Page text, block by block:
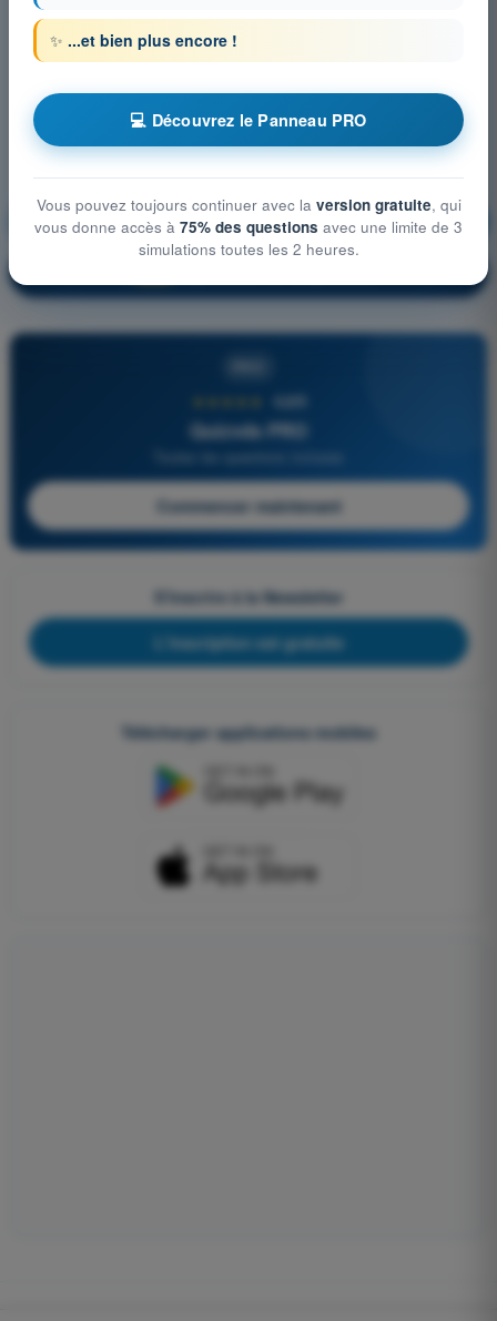
Instrumentation S'entraîner !
4,6/5
Quizvds PRO
Commencer maintenant
S'inscrire à la Newsletter
L'inscription est gratuite
Télécharger applications mobiles
✨ ...et bien plus encore !
💻 Découvrez le Panneau PRO
Vous pouvez toujours continuer avec la version gratuite, qui
vous donne accès à 75% des questions avec une limite de 3
simulations toutes les 2 heures.